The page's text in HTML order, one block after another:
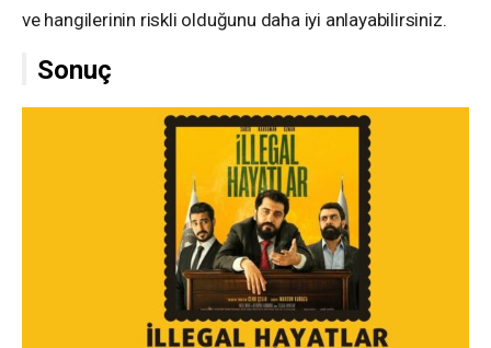
ve hangilerinin riskli olduğunu daha iyi anlayabilirsiniz.
Sonuç